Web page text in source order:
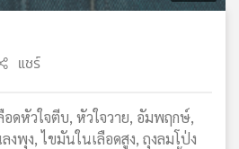
แชร์
อดหัวใจตีบ, หัวใจวาย, อัมพฤกษ์,
พุง, ไขมันในเลือดสูง, ถุงลมโป่ง